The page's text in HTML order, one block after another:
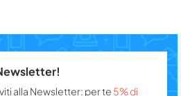
alla Newsletter: per te 5% di